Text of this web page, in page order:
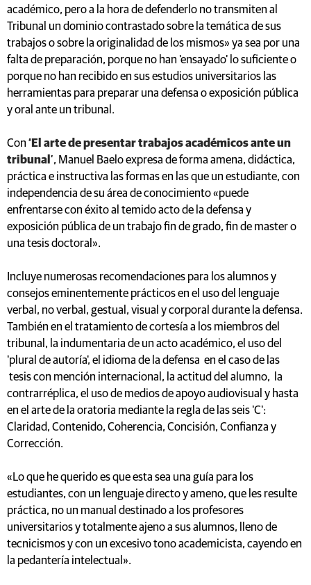
académico, pero a la hora de defenderlo no transmiten al
Tribunal un dominio contrastado sobre la temática de sus
trabajos o sobre la originalidad de los mismos» ya sea por una
falta de preparación, porque no han 'ensayado' lo suficiente o
porque no han recibido en sus estudios universitarios las
herramientas para preparar una defensa o exposición pública
y oral ante un tribunal.
Con ‘El arte de presentar trabajos académicos ante un
tribunal ’, Manuel Baelo expresa de forma amena, didáctica,
práctica e instructiva las formas en las que un estudiante, con
independencia de su área de conocimiento «puede
enfrentarse con éxito al temido acto de la defensa y
exposición pública de un trabajo fin de grado, fin de master o
una tesis doctoral».
Incluye numerosas recomendaciones para los alumnos y
consejos eminentemente prácticos en el uso del lenguaje
verbal, no verbal, gestual, visual y corporal durante la defensa.
También en el tratamiento de cortesía a los miembros del
tribunal, la indumentaria de un acto académico, el uso del
'plural de autoría', el idioma de la defensa en el caso de las
tesis con mención internacional, la actitud del alumno, la
contrarréplica, el uso de medios de apoyo audiovisual y hasta
en el arte de la oratoria mediante la regla de las seis 'C':
Claridad, Contenido, Coherencia, Concisión, Confianza y
Corrección.
«Lo que he querido es que esta sea una guía para los
estudiantes, con un lenguaje directo y ameno, que les resulte
práctica, no un manual destinado a los profesores
universitarios y totalmente ajeno a sus alumnos, lleno de
tecnicismos y con un excesivo tono academicista, cayendo en
la pedantería intelectual».